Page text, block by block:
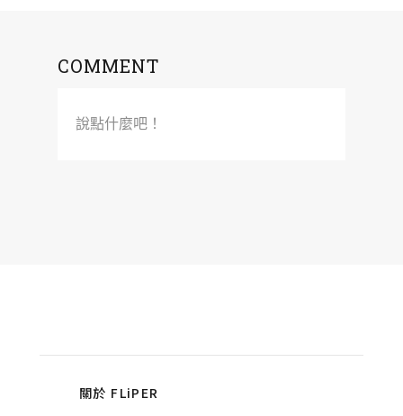
COMMENT
說點什麼吧！
關於 FLiPER